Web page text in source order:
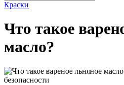
Краски
Что такое
масло?